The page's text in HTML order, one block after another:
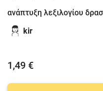
ανάπτυξη λεξιλογίου
kir
1,49 €